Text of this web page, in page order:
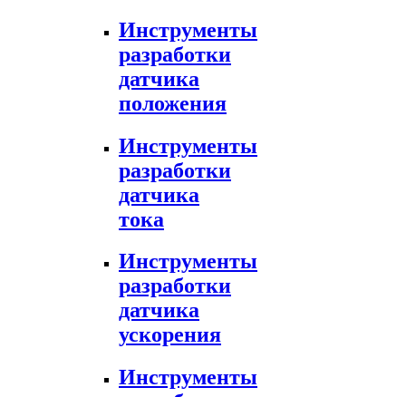
Инструменты
разработки
датчика
положения
Инструменты
разработки
датчика
тока
Инструменты
разработки
датчика
ускорения
Инструменты